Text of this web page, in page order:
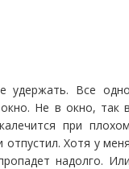
удержать. Все
Не в окно, так
при
отпустил. Хотя у
надолго.